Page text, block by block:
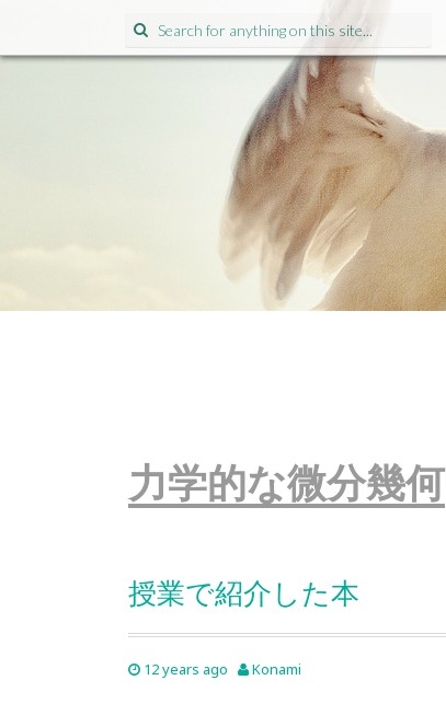
Search for:
力学的な微分幾何
授業で紹介した本
12 years ago Konami